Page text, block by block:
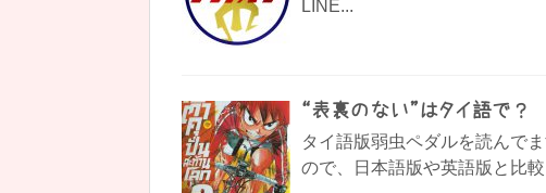
LINE...
“表裏のない”はタイ語で？
タイ語版弱虫ペダルを読んで
ので、日本語版や英語版と比